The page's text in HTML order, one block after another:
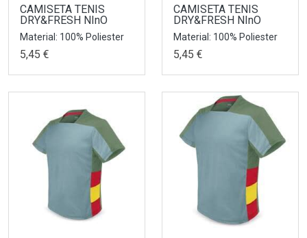
CAMISETA TENIS
DRY&FRESH NInO
Material: 100% Poliester
5,45 €
CAMISETA TENIS
DRY&FRESH NInO
Material: 100% Poliester
5,45 €